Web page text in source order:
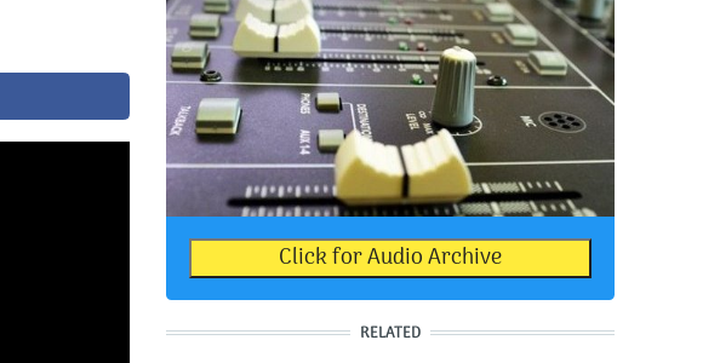
Click for Audio Archive
RELATED